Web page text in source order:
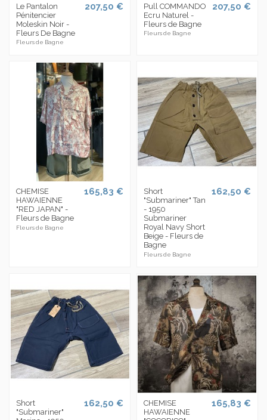
Le Pantalon
Pénitencier
Moleskin Noir -
Fleurs De Bagne
Fleurs de Bagne
207,50 €
Pull COMMANDO
Ecru Naturel -
Fleurs de Bagne
Fleurs de Bagne
207,50 €
CHEMISE
HAWAIENNE
"RED JAPAN" -
Fleurs de Bagne
Fleurs de Bagne
165,83 €
Short
"Submariner" Tan
- 1950
Submariner
Royal Navy Short
Beige - Fleurs de
Bagne
Fleurs de Bagne
162,50 €
Short
"Submariner"
162,50 €
CHEMISE
HAWAIENNE
165,83 €